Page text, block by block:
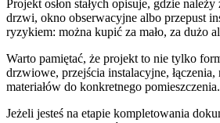
Projekt osłon stałych opisuje, gdzie
drzwi, okno obserwacyjne albo przepust
ryzykiem: można kupić za mało, za dużo
Warto pamiętać, że projekt to nie tylko
drzwiowe, przejścia instalacyjne,
materiałów do konkretnego pomieszczenia.
Jeżeli jesteś na etapie kompletowania